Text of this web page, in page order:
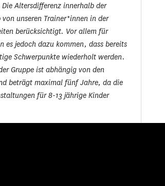
Altersdifferenz innerhalb der
unseren Trainer*innen in der
berücksichtigt. Vor allem für
es jedoch dazu kommen, dass bereits
Schwerpunkte wiederholt werden.
Gruppe ist abhängig von den
beträgt maximal fünf Jahre, da die
für 8-13 jährige Kinder